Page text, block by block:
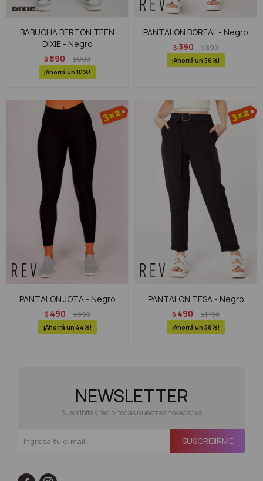
BABUCHA BERTON TEEN
DIXIE - Negro
$ 890 $990
10
PANTALON BOREAL - Negro
$ 390 $890
56
PANTALON JOTA - Negro
$ 490 $890
44
PANTALON TESA - Negro
$ 490 $1.190
58
NEWSLETTER
¡Suscribite y recibí todas nuestras novedades!
SUSCRIBIRME